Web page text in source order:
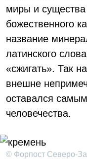
миры и
божественного
название
латинского
«сжигать». Так
внешне
оставался
человечества.
© Форпост Северо-